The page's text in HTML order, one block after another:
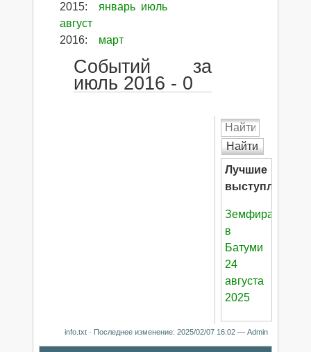
2015: январь июль
август
2016: март
Событий за
июль 2016 - 0
Найти
Лучшие
выступления:
Земфира
в
Батуми
24
августа
2025
info.txt · Последнее изменение:2025/02/07 16:02 —Admin